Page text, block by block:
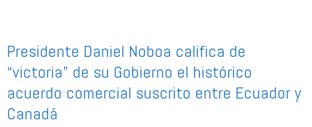
Presidente Daniel Noboa califica de
“victoria” de su Gobierno el histórico
acuerdo comercial suscrito entre Ecuador y
Canadá